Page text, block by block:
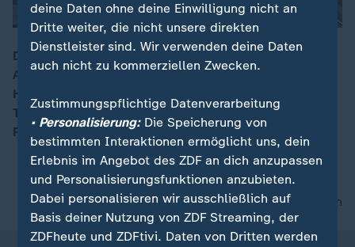
Die jüngsten Koalitionsgespräche seien "eine große
Aufgabe" und "hochkomplex", so ZDF-
Hauptstadtkorrespondent Daniel Pontzen.
Themenschwerpunkte liegen insbesondere auf
Reformen und Energiepreisen.
nach oben
deine Daten ohne deine Einwilligung nicht an
Dritte weiter, die nicht unsere direkten
Dienstleister sind. Wir verwenden deine Daten
auch nicht zu kommerziellen Zwecken.
Zustimmungspflichtige Datenverarbeitung
• Personalisierung:Die Speicherung von
bestimmten Interaktionen ermöglicht uns, dein
Erlebnis im Angebot des ZDF an dich anzupassen
und Personalisierungsfunktionen anzubieten.
Dabei personalisieren wir ausschließlich auf
Basis deiner Nutzung von ZDF Streaming, der
ZDFheute und ZDFtivi. Daten von Dritten werden